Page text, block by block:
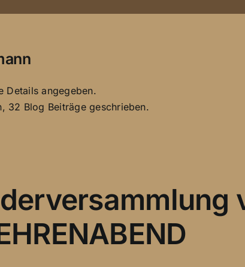
Details angegeben.
32 Blog Beiträge geschrieben.